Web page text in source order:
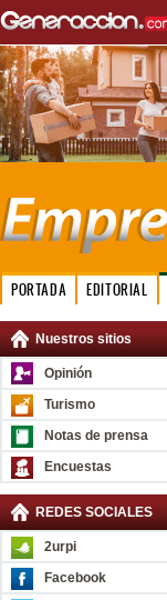
PORTADA EDITORIAL
Nuestros sitios
Opinión
Turismo
Notas de prensa
Encuestas
REDES SOCIALES
2urpi
Facebook